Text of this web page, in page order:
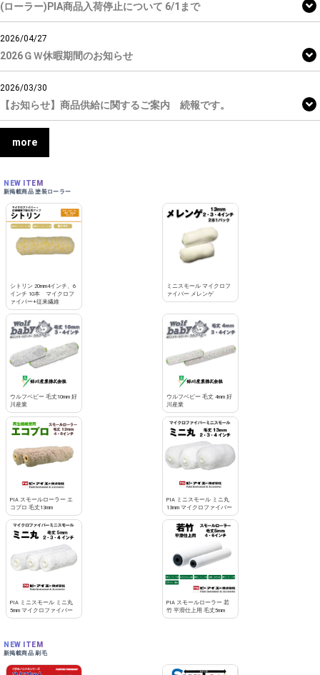
(ローラー)PIA商品入荷停止について 6/1まで
2026/04/27
2026ＧＷ休暇期間のお知らせ
2026/03/30
【お知らせ】商品供給に関するご案内 続報です。
more
NEW ITEM
新掲載商品 塗装ローラー
シトリン 20mm4インチ、6
インチ 10本 マイクロフ
ァイバー+従来繊維
ミニスモール マイクロフ
ァイバー メレンゲ
ウルフベビー 毛丈10mm 好
川産業
ウルフベビー 毛丈 4mm 好
川産業
PIA スモールローラー エ
コプロ 毛丈13mm
PIA ミニスモール ミニ丸
13mm マイクロファイバー
PIA ミニスモール ミニ丸
5mm マイクロファイバー
PIA スモールローラー 若
竹 平滑仕上用 毛丈5mm
NEW ITEM
新掲載商品 刷毛